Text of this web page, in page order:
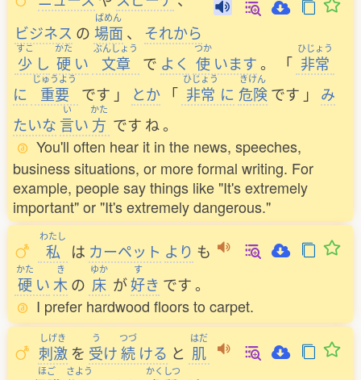
ビジネス の
ばめん
場面 、 それから
すこ
少 し
かた
硬 い
ぶんしょう
文章 で よく
つか
使 います。 「
ひじょう
非常
に
じゅうよう
重要 です 」 とか 「
ひじょう
非常 に
きけん
危険 です 」
み
たいな
い
言い
かた
方 です ね。
You'll often hear it in the news, speeches,
business situations, or more formal writing. For
example, people say things like "It's extremely
important" or "It's extremely dangerous."
わたし
私 は カーペット より も
かた
硬 い
き
木の
ゆか
床 が
す
好き です。
I prefer hardwood floors to carpet.
しげき
刺激 を
う
受け
つづ
続 ける と
はだ
肌
ほご さよう かくしつ